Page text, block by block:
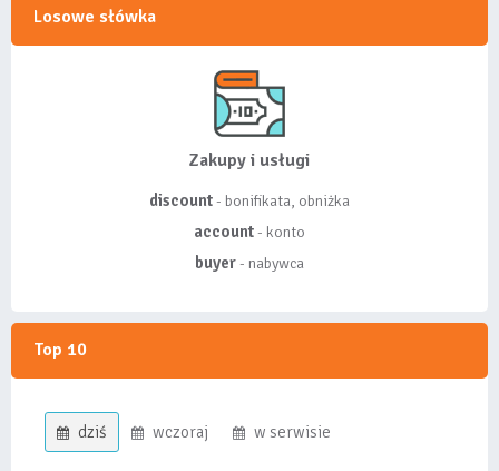
Losowe słówka
Zakupy i usługi
discount- bonifikata, obniżka
account- konto
buyer- nabywca
Top 10
dziś wczoraj w serwisie